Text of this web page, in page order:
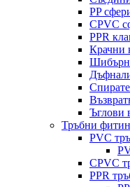
PP
CPVC
PPR
Крачни
Ъглови
Тръбни
PVC
CPVC
PPR